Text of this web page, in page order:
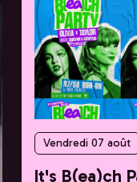
Vendredi 07 août